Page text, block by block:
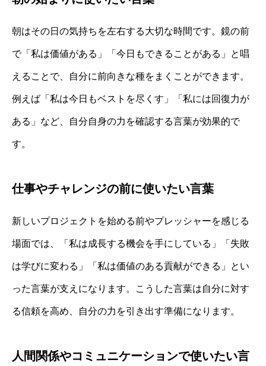
朝はその日の気持ちを左右する大切な時間です。鏡の前
で「私は価値がある」「今日もできることがある」と唱
えることで、自分に前向きな種をまくことができます。
例えば「私は今日もベストを尽くす」「私には回復力が
ある」など、自分自身の力を確認する言葉が効果的で
す。
仕事やチャレンジの前に使いたい言葉
新しいプロジェクトを始める前やプレッシャーを感じる
場面では、「私は成長する機会を手にしている」「失敗
は学びに変わる」「私は価値のある貢献ができる」とい
った言葉が支えになります。こうした言葉は自分に対す
る信頼を高め、自分の力を引き出す準備になります。
人間関係やコミュニケーションで使いたい言